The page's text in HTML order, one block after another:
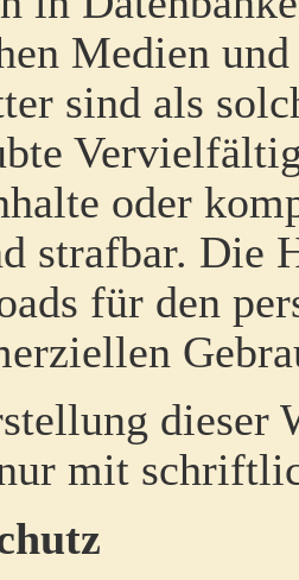
Medien
sind als
oder
strafbar. Die
für den
dieser
mit